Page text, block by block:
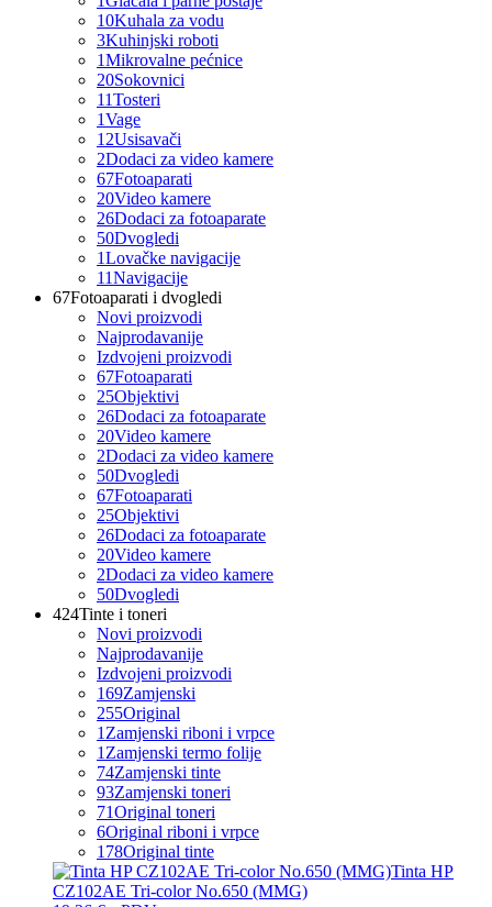
10Kuhala za vodu
3Kuhinjski roboti
1Mikrovalne pećnice
20Sokovnici
11Tosteri
1Vage
12Usisavači
2Dodaci za video kamere
67Fotoaparati
20Video kamere
26Dodaci za fotoaparate
50Dvogledi
1Lovačke navigacije
11Navigacije
67Fotoaparati i dvogledi
Novi proizvodi
Najprodavanije
Izdvojeni proizvodi
67Fotoaparati
25Objektivi
26Dodaci za fotoaparate
20Video kamere
2Dodaci za video kamere
50Dvogledi
67Fotoaparati
25Objektivi
26Dodaci za fotoaparate
20Video kamere
2Dodaci za video kamere
50Dvogledi
424Tinte i toneri
Novi proizvodi
Najprodavanije
Izdvojeni proizvodi
169Zamjenski
255Original
1 Zamjenski riboni i vrpce
1 Zamjenski termo folije
74Zamjenski tinte
93Zamjenski toneri
71Original toneri
6Original riboni i vrpce
178Original tinte
Tinta HP
CZ102AE Tri-color No.650 (MMG)